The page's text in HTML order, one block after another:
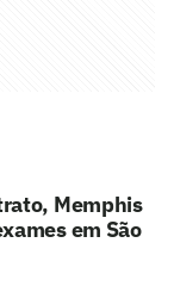
Memphis
em São